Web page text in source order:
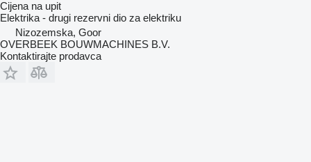
Cijena na upit
Elektrika - drugi rezervni dio za elektriku
Nizozemska, Goor
OVERBEEK BOUWMACHINES B.V.
Kontaktirajte prodavca